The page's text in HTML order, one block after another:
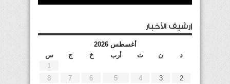
إرشيف الأخبار
أغسطس 2026
د
ن ث أرب خ ج
س
1
2
3
4
5
6
7
8